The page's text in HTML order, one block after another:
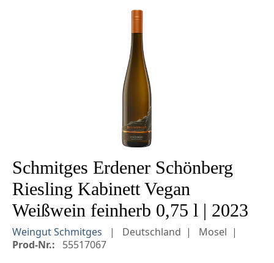
Bildergalerie überspringen
Schmitges Erdener Schönberg
Riesling Kabinett Vegan
Weißwein feinherb 0,75 l | 2023
Weingut Schmitges Deutschland
Mosel
Prod-Nr.:
55517067